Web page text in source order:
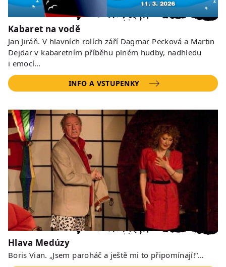
Kabaret na vodě
Jan Jiráň. V hlavních rolích září Dagmar Pecková a Martin
Dejdar v kabaretním příběhu plném hudby, nadhledu
i emocí…
INFO A VSTUPENKY
Hlava Medúzy
Boris Vian. „Jsem paroháč a ještě mi to připomínají!“…